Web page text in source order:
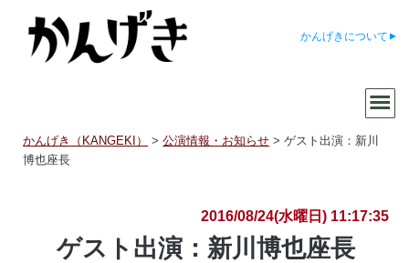
かんげきについて
かんげき（KANGEKI） >公演情報・お知らせ >ゲスト出演：新川
博也座長
2016/08/24(水曜日) 11:17:35
ゲスト出演：新川博也座長